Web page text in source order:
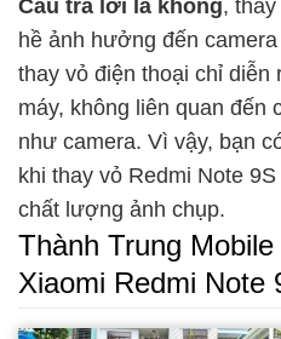
Câu trả lời là không,
hề ảnh hưởng đến
thay vỏ điện thoại chỉ
máy, không liên quan đến
như camera. Vì vậy, bạn
khi thay vỏ Redmi Note
chất lượng ảnh chụp.
Thành Trung
Xiaomi Redmi Note